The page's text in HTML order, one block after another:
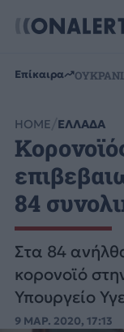
Επίκαιρα
HOME ΕΛΛΑΔΑ
84
Στα 84
κορονοϊό
Υπουργείο
λίγο 11 νέες
9 ΜΑΡ. 2020, 17:13